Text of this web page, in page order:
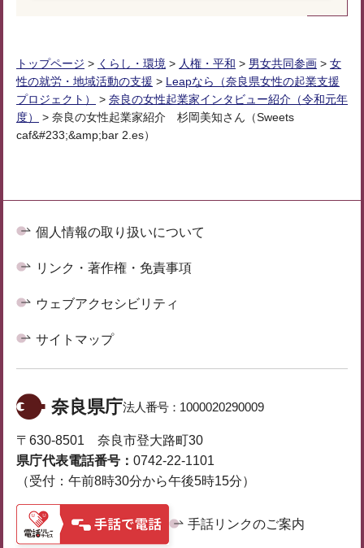
トップページ > くらし・環境 > 人権・平和 > 男女共同参画 > 女
性の就労・地域活動の支援 > Leapなら（奈良県女性の起業支援
プロジェクト）
> 奈良の女性起業家インタビュー紹介（令和元年
度）
> 奈良の女性起業家紹介 杉岡美知さん（Sweets
caf&#233;&amp;bar 2.es）
個人情報の取り扱いについて
リンク・著作権・免責事項
ウェブアクセシビリティ
サイトマップ
奈良県庁法人番号： 1000020290009
〒630-8501 奈良市登大路町30
県庁代表電話番号： 0742-22-1101
（受付：午前8時30分から午後5時15分）
手話リンクのご案内